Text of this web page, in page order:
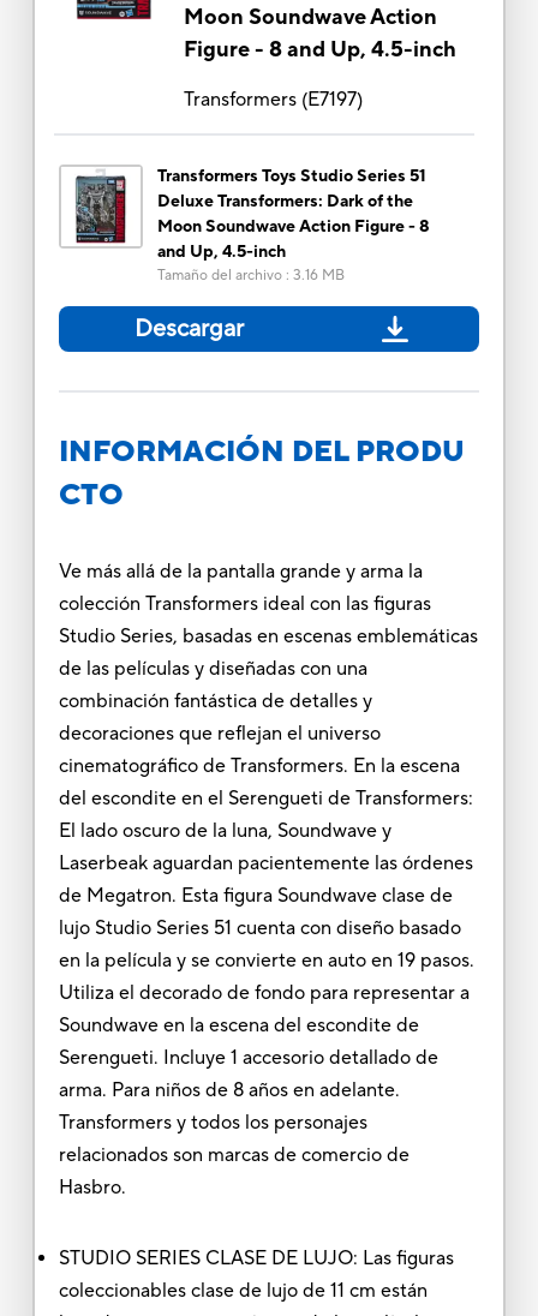
Moon Soundwave Action
Figure - 8 and Up, 4.5-inch
Transformers(E7197)
Transformers Toys Studio Series 51
Deluxe Transformers: Dark of the
Moon Soundwave Action Figure - 8
and Up, 4.5-inch
Tamaño del archivo: 3.16 MB
Descargar
INFORMACIÓN DEL PRODU
CTO
Ve más allá de la pantalla grande y arma la
colección Transformers ideal con las figuras
Studio Series, basadas en escenas emblemáticas
de las películas y diseñadas con una
combinación fantástica de detalles y
decoraciones que reflejan el universo
cinematográfico de Transformers. En la escena
del escondite en el Serengueti de Transformers:
El lado oscuro de la luna, Soundwave y
Laserbeak aguardan pacientemente las órdenes
de Megatron. Esta figura Soundwave clase de
lujo Studio Series 51 cuenta con diseño basado
en la película y se convierte en auto en 19 pasos.
Utiliza el decorado de fondo para representar a
Soundwave en la escena del escondite de
Serengueti. Incluye 1 accesorio detallado de
arma. Para niños de 8 años en adelante.
Transformers y todos los personajes
relacionados son marcas de comercio de
Hasbro.
STUDIO SERIES CLASE DE LUJO: Las figuras
coleccionables clase de lujo de 11 cm están